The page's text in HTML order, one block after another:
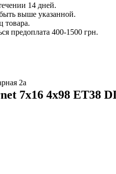
14 дней.
выше указанной.
товара.
предоплата 400-1500 грн.
2а
7x16 4x98 ET38